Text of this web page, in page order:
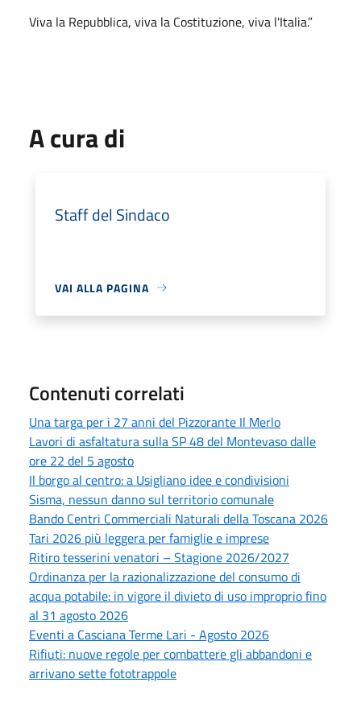
Viva la Repubblica, viva la Costituzione, viva l'Italia.”
A cura di
Staff del Sindaco
VAI ALLA PAGINA
Contenuti correlati
Una targa per i 27 anni del Pizzorante Il Merlo
Lavori di asfaltatura sulla SP 48 del Montevaso dalle
ore 22 del 5 agosto
Il borgo al centro: a Usigliano idee e condivisioni
Sisma, nessun danno sul territorio comunale
Bando Centri Commerciali Naturali della Toscana 2026
Tari 2026 più leggera per famiglie e imprese
Ritiro tesserini venatori – Stagione 2026/2027
Ordinanza per la razionalizzazione del consumo di
acqua potabile: in vigore il divieto di uso improprio fino
al 31 agosto 2026
Eventi a Casciana Terme Lari - Agosto 2026
Rifiuti: nuove regole per combattere gli abbandoni e
arrivano sette fototrappole